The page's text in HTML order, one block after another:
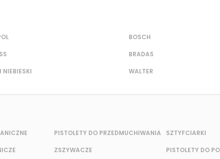
NIEBIESKI
BOSCH
BRADAS
WALTER
PISTOLETY DO PRZEDMUCHIWANIA
ZSZYWACZE
SZTYFCIARKI
PISTOLETY DO